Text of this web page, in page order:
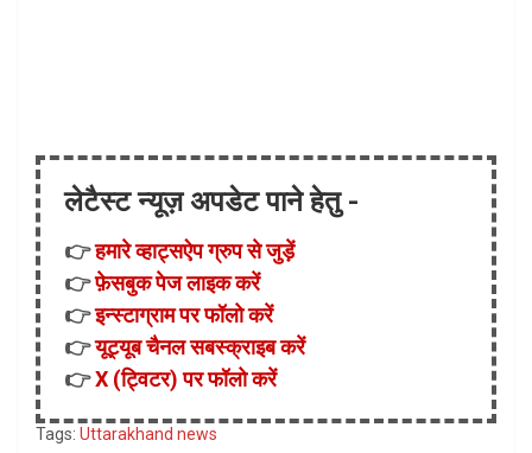
लेटैस्ट न्यूज़ अपडेट पाने हेतु -
👉हमारे व्हाट्सऐप ग्रुप से जुड़ें
👉फ़ेसबुक पेज लाइक करें
👉इन्स्टाग्राम पर फॉलो करें
👉यूट्यूब चैनल सबस्क्राइब करें
👉X (ट्विटर) पर फॉलो करें
Tags: Uttarakhand news